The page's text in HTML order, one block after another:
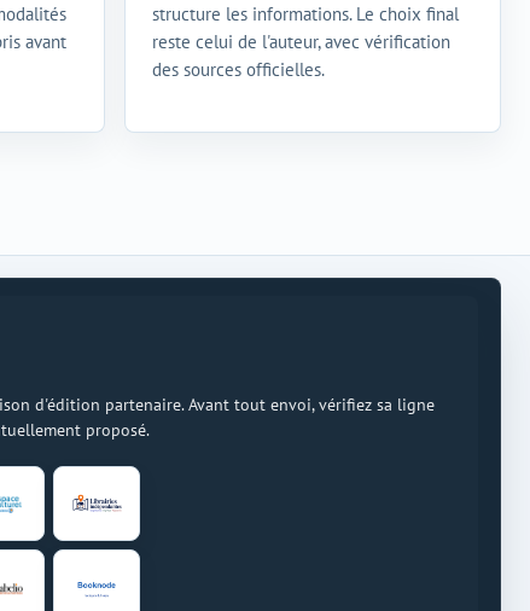
avant
structure les informations. Le choix final
reste celui de l'auteur, avec vérification
des sources officielles.
d'édition partenaire. Avant tout envoi, vérifiez sa ligne
proposé.